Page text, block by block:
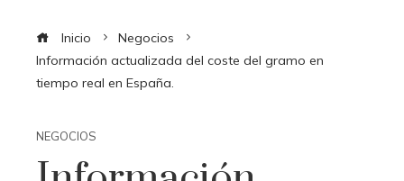
Inicio
Negocios
Información actualizada del coste del gramo en
tiempo real en España.
NEGOCIOS